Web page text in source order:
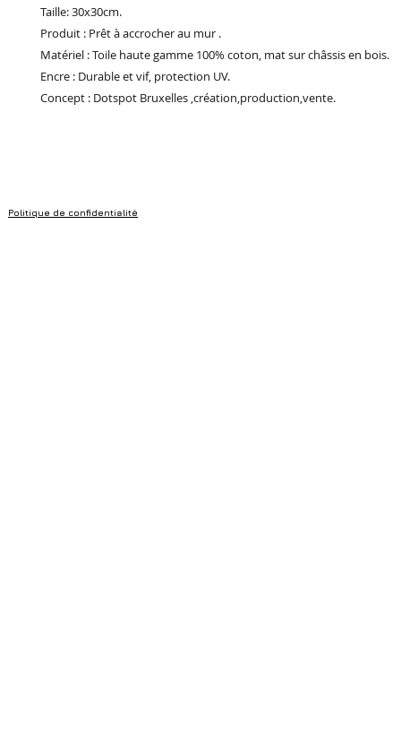
Taille: 30x30cm.
Produit : Prêt à accrocher au mur .
Matériel : Toile haute gamme 100% coton, mat sur châssis en bois.
Encre : Durable et vif, protection UV.
Concept : Dotspot Bruxelles ,création,production,vente.
Politique de confidentialité